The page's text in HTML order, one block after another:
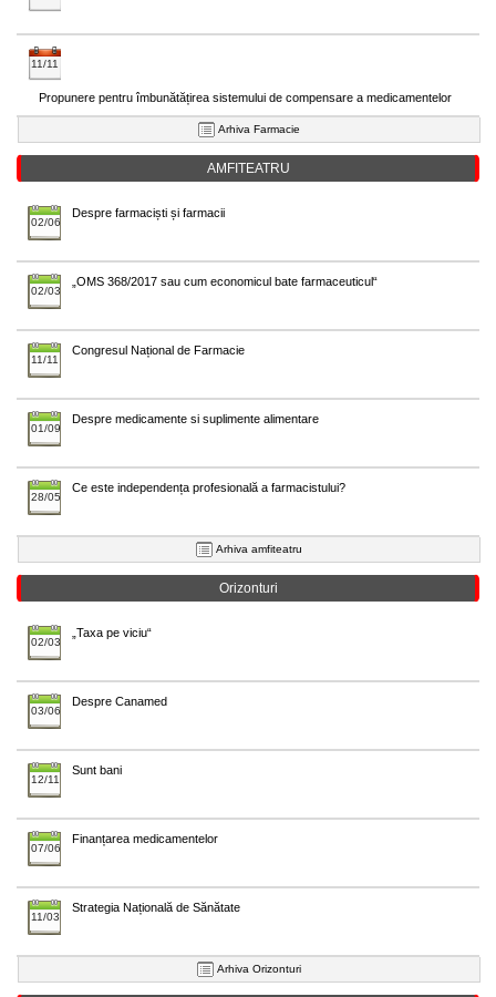
11/11
Propunere pentru îmbunătățirea sistemului de compensare a medicamentelor
Arhiva Farmacie
AMFITEATRU
02/06
Despre farmaciști și farmacii
02/03
„OMS 368/2017 sau cum economicul bate farmaceuticul“
11/11
Congresul Național de Farmacie
01/09
Despre medicamente si suplimente alimentare
28/05
Ce este independența profesională a farmacistului?
Arhiva amfiteatru
Orizonturi
02/03
„Taxa pe viciu“
03/06
Despre Canamed
12/11
Sunt bani
07/06
Finanțarea medicamentelor
11/03
Strategia Națională de Sănătate
Arhiva Orizonturi